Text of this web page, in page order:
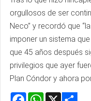
orgullosos de ser
Neco” y recordó que
imponer un sistema
que 45 años después
privilegios que ayer
Plan Cóndor y ahora
Facebook
WhatsApp